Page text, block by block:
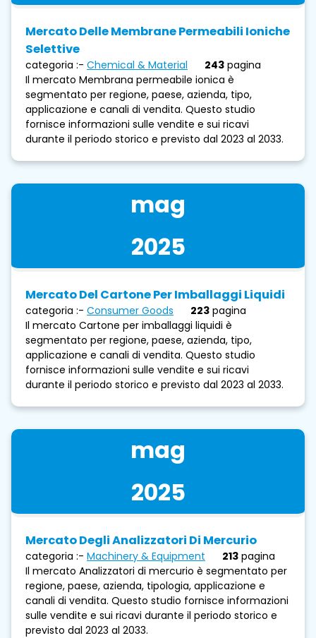
Mercato Delle Membrane Permeabili Ioniche
Selettive
categoria :- Chemical & Material 243 pagina
Il mercato Membrana permeabile ionica è
segmentato per regione, paese, azienda, tipo,
applicazione e canali di vendita. Questo studio
fornisce informazioni sulle vendite e sui ricavi
durante il periodo storico e previsto dal 2023 al 2033.
mag
2025
Mercato Del Cartone Per Imballaggi Liquidi
categoria :- Consumer Goods 223 pagina
Il mercato Cartone per imballaggi liquidi è
segmentato per regione, paese, azienda, tipo,
applicazione e canali di vendita. Questo studio
fornisce informazioni sulle vendite e sui ricavi
durante il periodo storico e previsto dal 2023 al 2033.
mag
2025
Mercato Degli Analizzatori Di Mercurio
categoria :- Machinery & Equipment 213 pagina
Il mercato Analizzatori di mercurio è segmentato per
regione, paese, azienda, tipologia, applicazione e
canali di vendita. Questo studio fornisce informazioni
sulle vendite e sui ricavi durante il periodo storico e
previsto dal 2023 al 2033.